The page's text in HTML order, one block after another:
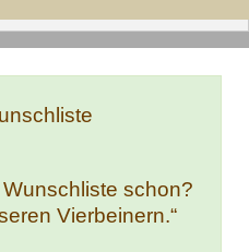
schon?
Vierbeinern.“